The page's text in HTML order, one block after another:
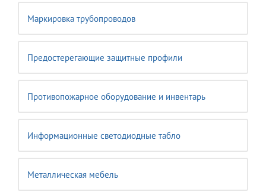
Маркировка трубопроводов
Предостерегающие защитные профили
Противопожарное оборудование и инвентарь
Информационные светодиодные табло
Металлическая мебель